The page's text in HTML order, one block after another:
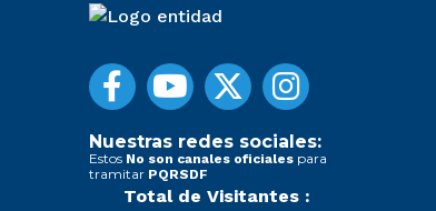
Nuestras redes sociales:
Estos No son canales oficiales para
tramitar PQRSDF
Total de Visitantes :